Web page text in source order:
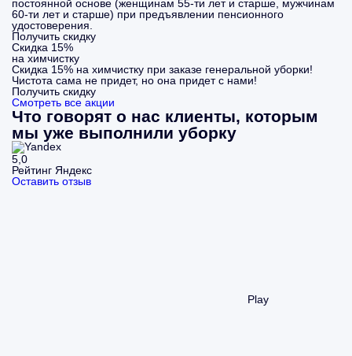
постоянной основе (женщинам 55-ти лет и старше, мужчинам
60-ти лет и старше) при предъявлении пенсионного
удостоверения.
Получить скидку
Скидка 15%
на химчистку
Скидка 15% на химчистку при заказе генеральной уборки!
Чистота сама не придет, но она придет с нами!
Получить скидку
Смотреть все акции
Что говорят о нас клиенты, которым
мы уже выполнили уборку
5,0
Рейтинг Яндекс
Оставить отзыв
Play